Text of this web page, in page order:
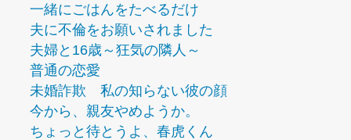
一緒にごはんをたべるだけ
夫に不倫をお願いされました
夫婦と16歳～狂気の隣人～
普通の恋愛
未婚詐欺 私の知らない彼の顔
今から、親友やめようか。
ちょっと待とうよ、春虎くん